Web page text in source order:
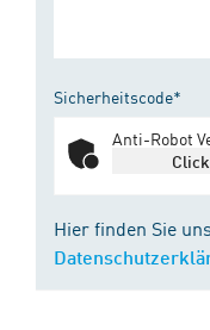
Sicherheitscode*
Anti-Robot
Hier finden Sie